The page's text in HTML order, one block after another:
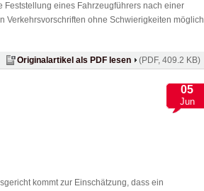
Feststellung eines Fahrzeugführers nach einer
Verkehrsvorschriften ohne Schwierigkeiten möglich
Originalartikel als PDF lesen (PDF, 409.2 KB)
05
Jun
kommt zur Einschätzung, dass ein